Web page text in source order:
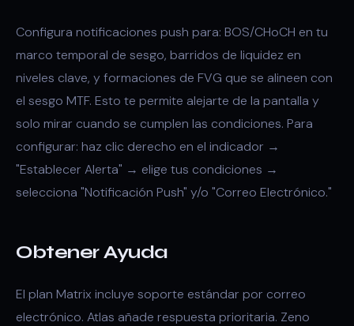
Configura notificaciones push para: BOS/CHoCH en tu
marco temporal de sesgo, barridos de liquidez en
niveles clave, y formaciones de FVG que se alineen con
el sesgo MTF. Esto te permite alejarte de la pantalla y
solo mirar cuando se cumplen las condiciones. Para
configurar: haz clic derecho en el indicador →
"Establecer Alerta" → elige tus condiciones →
selecciona "Notificación Push" y/o "Correo Electrónico."
Obtener Ayuda
El plan Matrix incluye soporte estándar por correo
electrónico. Atlas añade respuesta prioritaria. Zeno